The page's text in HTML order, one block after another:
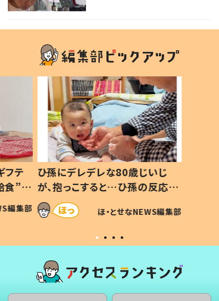
じ
応に
方な
編集部
生後8ヶ月で亡くなった息子 約
3年半後、当時の妻の日記に書い
てあった本音とは
ほ・とせなNEWS編集部